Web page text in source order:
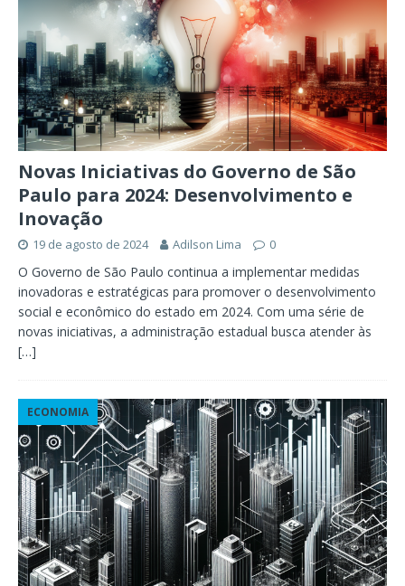
Novas Iniciativas do Governo de São
Paulo para 2024: Desenvolvimento e
Inovação
19 de agosto de 2024 Adilson Lima 0
O Governo de São Paulo continua a implementar medidas
inovadoras e estratégicas para promover o desenvolvimento
social e econômico do estado em 2024. Com uma série de
novas iniciativas, a administração estadual busca atender às
[…]
ECONOMIA